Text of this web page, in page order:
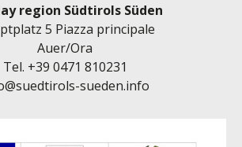
region Südtirols Süden
5 Piazza principale
Auer/Ora
Tel. +39 0471 810231
sueden.info